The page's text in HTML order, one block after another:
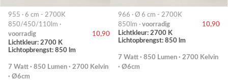
955 · 6 cm - 2700K
850/450/110lm ·
voorradig
10,90
Lichtkleur: 2700 K
Lichtopbrengst: 850 lm
7 Watt · 850 Lumen · 2700 Kelvin
· Ø6cm
966 · Ø 6 cm - 2700K
850lm · voorradig
10,90
Lichtkleur: 2700 K
Lichtopbrengst: 850 lm
7 Watt · 850 Lumen · 2700 Kelvin
· Ø6cm